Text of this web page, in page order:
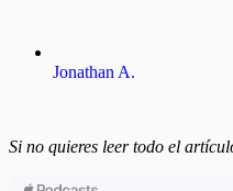
Jonathan A.
Si no quieres leer todo el